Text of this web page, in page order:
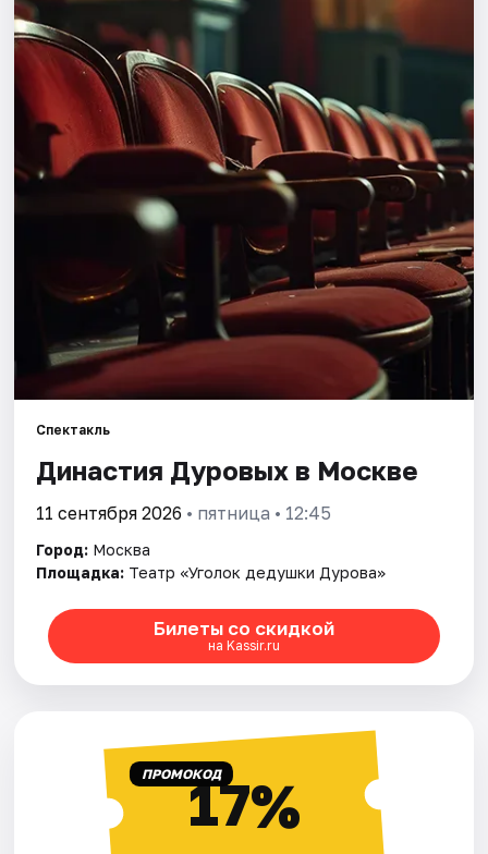
Города
Площадки
Артисты
Спектакль
Династия Дуровых в Москве
11 сентября 2026 • пятница • 12:45
Город: Москва
Площадка: Театр «Уголок дедушки Дурова»
Билеты со скидкой
на Kassir.ru
ПРОМОКОД17%